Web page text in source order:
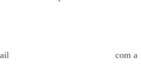
com a